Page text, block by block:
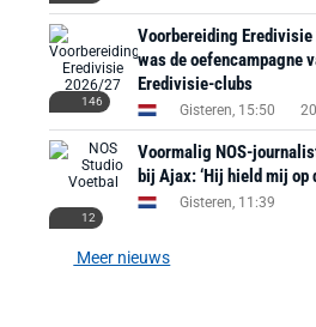
146
Voorbereiding
was de oefencampagne
Eredivisie-clubs
Gisteren, 15:50
12
Voormalig NOS-
bij Ajax: ‘Hij hield mij op
Gisteren, 11:39
Meer nieuws